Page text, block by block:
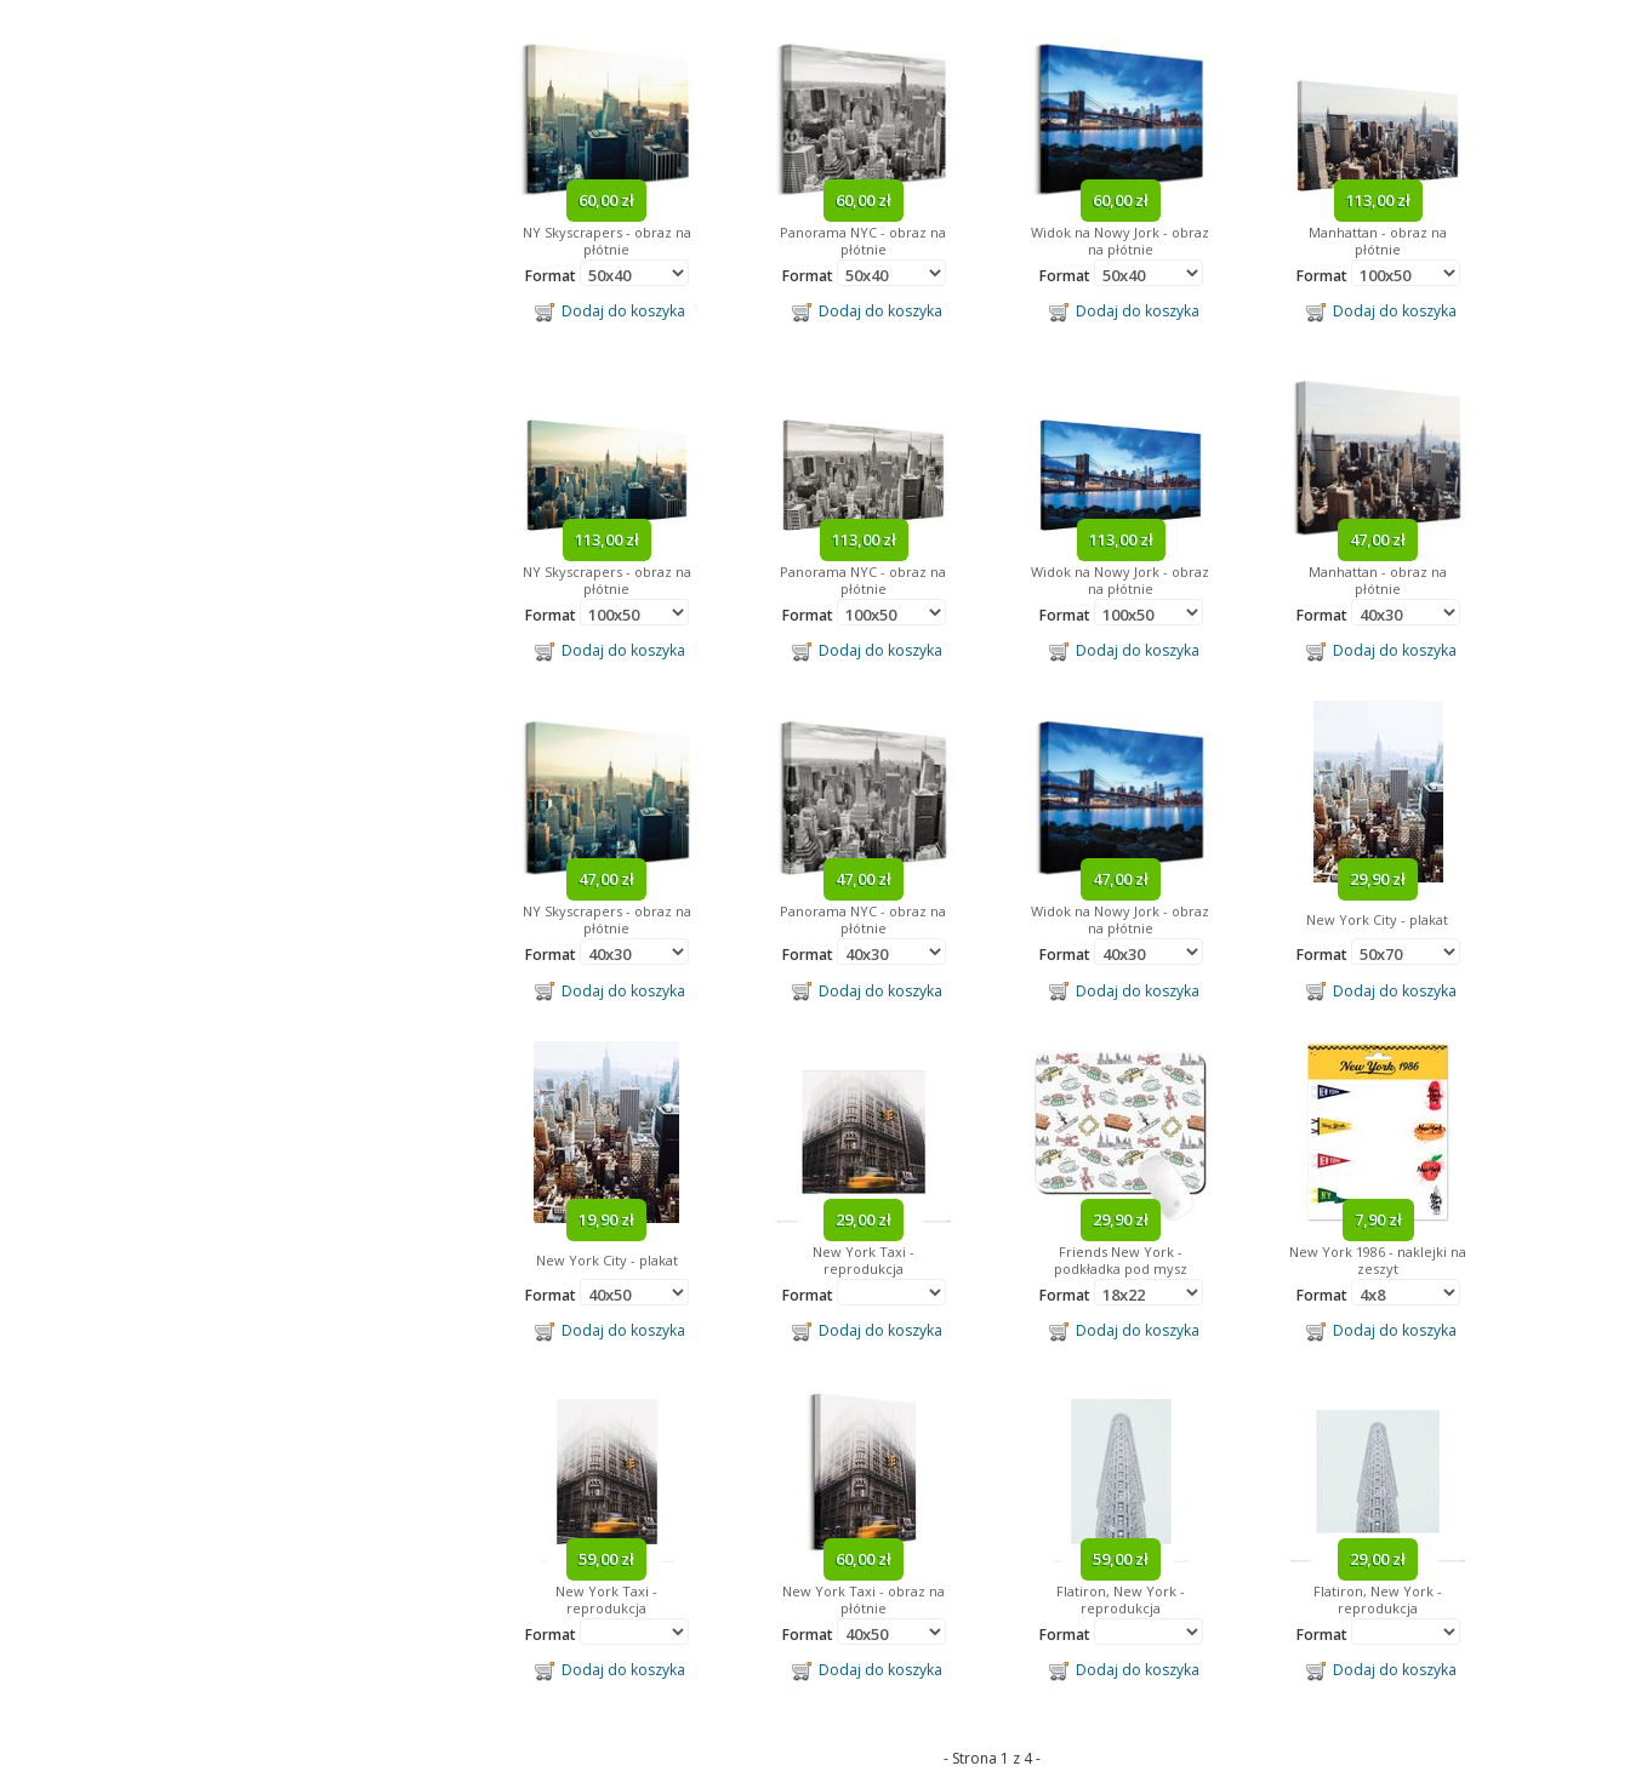
60,00 zł
NY Skyscrapers - obraz na
płótnie
Format
Dodaj do koszyka
60,00 zł
Panorama NYC - obraz na
płótnie
Format
Dodaj do koszyka
60,00 zł
Widok na Nowy Jork - obraz
na płótnie
Format
Dodaj do koszyka
113,00 zł
Manhattan - obraz na
płótnie
Format
Dodaj do koszyka
113,00 zł
NY Skyscrapers - obraz na
płótnie
Format
Dodaj do koszyka
113,00 zł
Panorama NYC - obraz na
płótnie
Format
Dodaj do koszyka
113,00 zł
Widok na Nowy Jork - obraz
na płótnie
Format
Dodaj do koszyka
47,00 zł
Manhattan - obraz na
płótnie
Format
Dodaj do koszyka
47,00 zł
NY Skyscrapers - obraz na
płótnie
Format
Dodaj do koszyka
47,00 zł
Panorama NYC - obraz na
płótnie
Format
Dodaj do koszyka
47,00 zł
Widok na Nowy Jork - obraz
na płótnie
Format
Dodaj do koszyka
29,90 zł
New York City - plakat
Format
Dodaj do koszyka
19,90 zł
New York City - plakat
Format
Dodaj do koszyka
29,00 zł
New York Taxi -
reprodukcja
Format
Dodaj do koszyka
29,90 zł
Friends New York -
podkładka pod mysz
Format
Dodaj do koszyka
7,90 zł
New York 1986 - naklejki na
zeszyt
Format
Dodaj do koszyka
59,00 zł
New York Taxi -
reprodukcja
Format
Dodaj do koszyka
60,00 zł
New York Taxi - obraz na
płótnie
Format
Dodaj do koszyka
59,00 zł
Flatiron, New York -
reprodukcja
Format
Dodaj do koszyka
29,00 zł
Flatiron, New York -
reprodukcja
Format
Dodaj do koszyka
- Strona 1 z 4 -